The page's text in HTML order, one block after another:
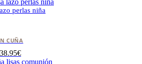
perlas niña
CUÑA
38.95€